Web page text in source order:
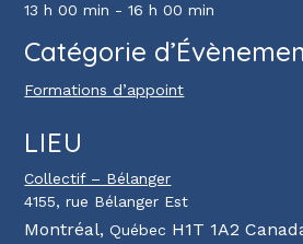
13 h 00 min - 16 h 00 min
Catégorie
Formations d’appoint
LIEU
Collectif – Bélanger
4155, rue Bélanger Est
Montréal, Québec H1T 1A2